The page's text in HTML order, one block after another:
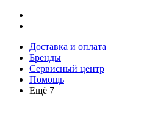
Доставка и оплата
Бренды
Сервисный центр
Помощь
Ещё 7